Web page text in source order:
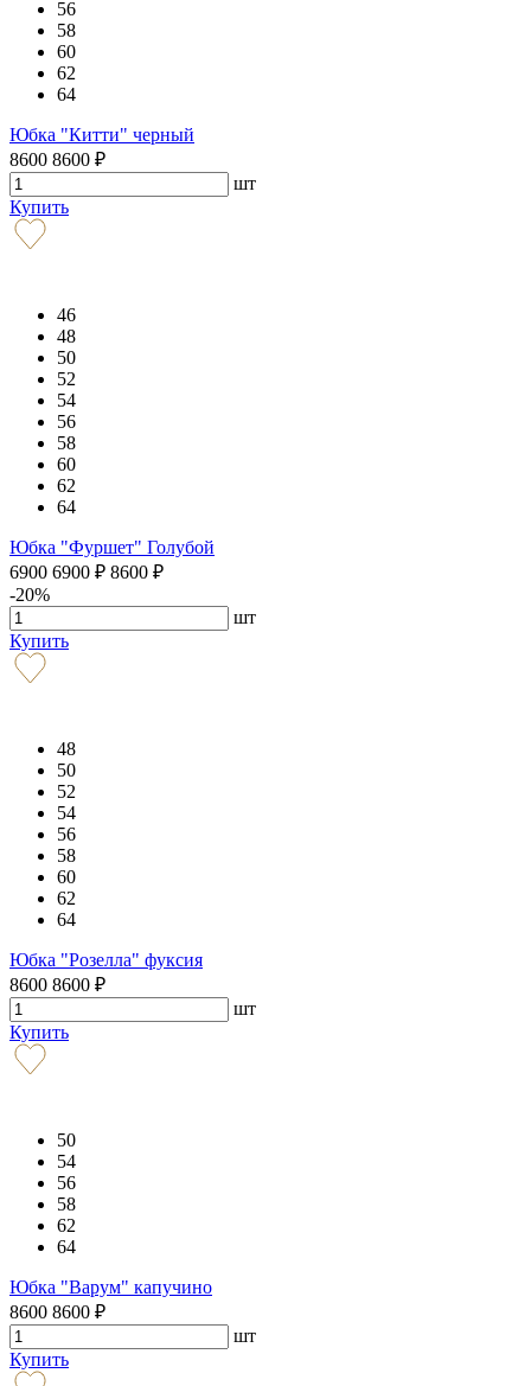
56
58
60
62
64
Юбка "Китти" черный
8600 8600 ₽
шт
Купить
46
48
50
52
54
56
58
60
62
64
Юбка "Фуршет" Голубой
6900 6900 ₽ 8600 ₽
-20%
шт
Купить
48
50
52
54
56
58
60
62
64
Юбка "Розелла" фуксия
8600 8600 ₽
шт
Купить
50
54
56
58
62
64
Юбка "Варум" капучино
8600 8600 ₽
шт
Купить